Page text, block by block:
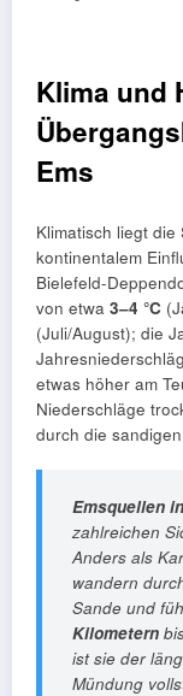
Klima und
Ems
Klimatisch liegt
kontinentalem
von etwa 3–4 °C
(Juli/August); die
etwas höher am
Niederschläge
durch die
Emsquellen
zahlreichen
Anders als
wandern
Sande und
Kilometern
ist sie der
Mündung